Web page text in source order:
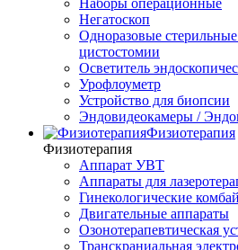
Наборы операционные
Негатоскоп
Одноразовые
цистостомии
Осветитель
Урофлоуметр
Устройство для биопсии
Эндовидеокамеры /
Физиотерапия
Физиотерапия
Аппарат УВТ
Аппараты для
Гинекологические
Двигательные аппараты
Озонотерапевтическая
Транскраниальная